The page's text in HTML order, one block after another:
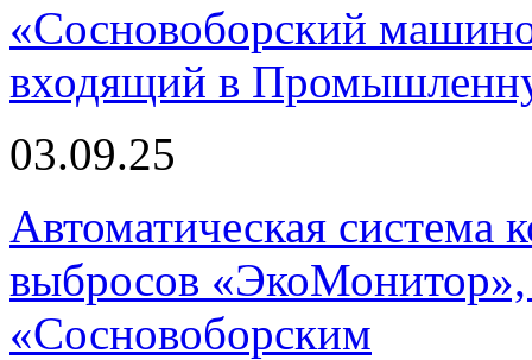
«Сосновоборский
входящий в
03.09.25
Автоматическая
выбросов «ЭкоМонитор»,
«Сосновоборским